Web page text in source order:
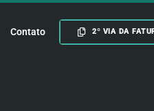
Contato 2º VIA DA